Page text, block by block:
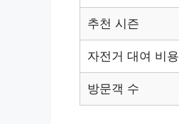
추천 시즌
자전거 대여 비용
방문객 수